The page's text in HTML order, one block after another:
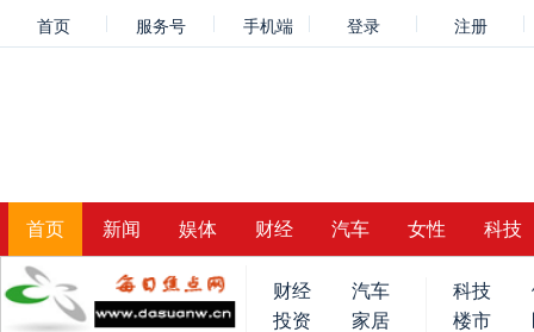
首页 服务号 手机端 登录 注册
首页 新闻 娱体 财经 汽车 女性 科技
财经
汽车
投资
家居
科技
楼市